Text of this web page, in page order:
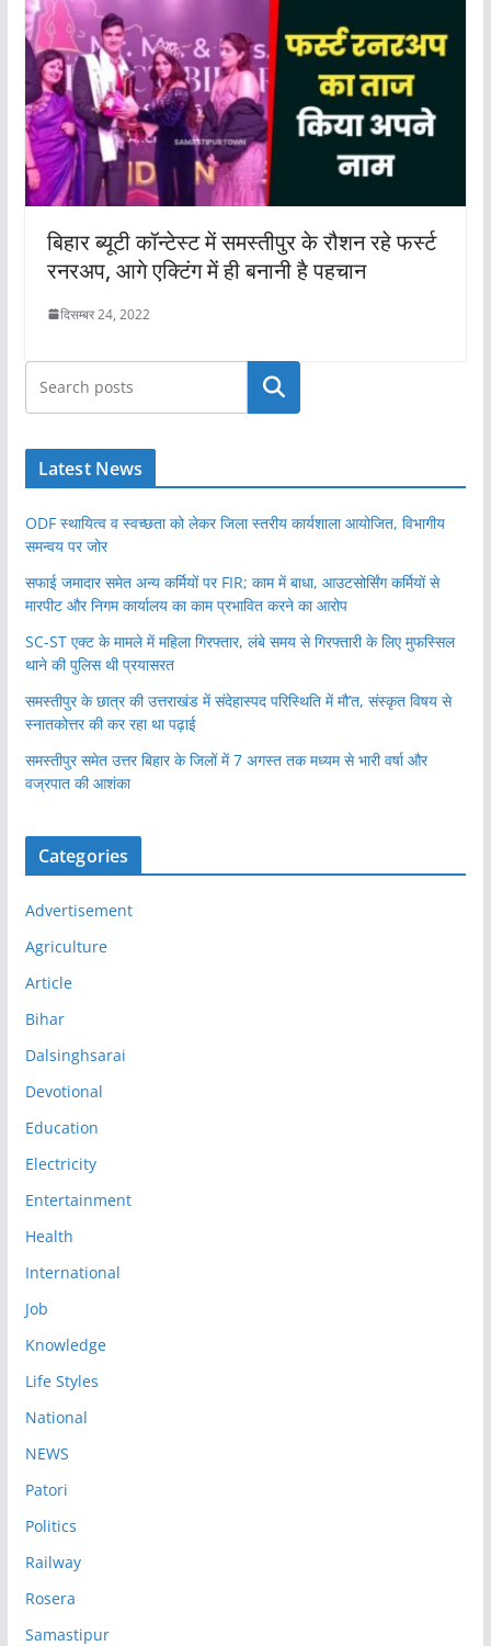
बिहार ब्यूटी कॉन्टेस्ट में समस्तीपुर के रौशन रहे फर्स्ट
रनरअप, आगे एक्टिंग में ही बनानी है पहचान
दिसम्बर 24, 2022
खोजें
Latest News
ODF स्थायित्व व स्वच्छता को लेकर जिला स्तरीय कार्यशाला आयोजित, विभागीय
समन्वय पर जोर
सफाई जमादार समेत अन्य कर्मियों पर FIR; काम में बाधा, आउटसोर्सिंग कर्मियों से
मारपीट और निगम कार्यालय का काम प्रभावित करने का आरोप
SC-ST एक्ट के मामले में महिला गिरफ्तार, लंबे समय से गिरफ्तारी के लिए मुफस्सिल
थाने की पुलिस थी प्रयासरत
समस्तीपुर के छात्र की उत्तराखंड में संदेहास्पद परिस्थिति में मौ’त, संस्कृत विषय से
स्नातकोत्तर की कर रहा था पढ़ाई
समस्तीपुर समेत उत्तर बिहार के जिलों में 7 अगस्त तक मध्यम से भारी वर्षा और
वज्रपात की आशंका
Categories
Advertisement
Agriculture
Article
Bihar
Dalsinghsarai
Devotional
Education
Electricity
Entertainment
Health
International
Job
Knowledge
Life Styles
National
NEWS
Patori
Politics
Railway
Rosera
Samastipur